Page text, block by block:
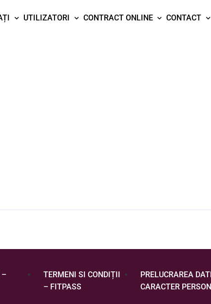
UTILIZATORI CONTRACT ONLINE CONTACT
–
TERMENI SI CONDIȚII
– FITPASS
PRELUCRAREA
CARACTER